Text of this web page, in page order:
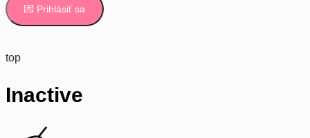
💌 Prihlásiť sa
top
Inactive